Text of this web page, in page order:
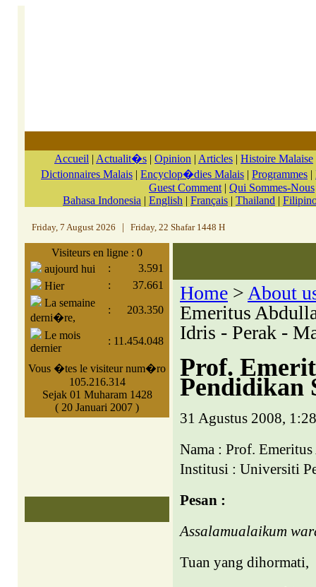
Accueil | Actualit�s | Opinion | Articles | Histoire Malaise
Dictionnaires Malais | Encyclop�dies Malais | Programmes |
Guest Comment | Qui Sommes-Nous
Bahasa Indonesia | English | Français | Thailand |
Friday, 7 August 2026 Friday, 22 Shafar 1448 H
Visiteurs en ligne : 0
aujourd hui
:
3.591
Hier
:
37.661
La semaine
derni�re,
: 203.350
Le mois
dernier
: 11.454.048
Vous �tes le visiteur num�ro
105.216.314
Sejak 01 Muharam 1428
( 20 Januari 2007 )
Home > About
Emeritus
Idris - Perak -
Prof.
Pendidikan
31 Agustus 2008,
Nama : Prof.
Institusi : Universiti
Pesan :
Assalamualaikum
Tuan yang dihormati,